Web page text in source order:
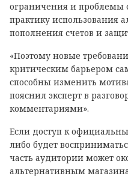
ограничения и проблемы
практику использования
пополнения счетов и
«Поэтому новые
критическим барьером
способны изменить
пояснил эксперт в
комментариями».
Если доступ к
либо будет
часть аудитории может
альтернативным